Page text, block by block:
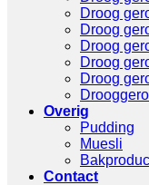
Droog
Droog
Droog
Droog
Droog
Overig
Pudding
Muesli
Contact